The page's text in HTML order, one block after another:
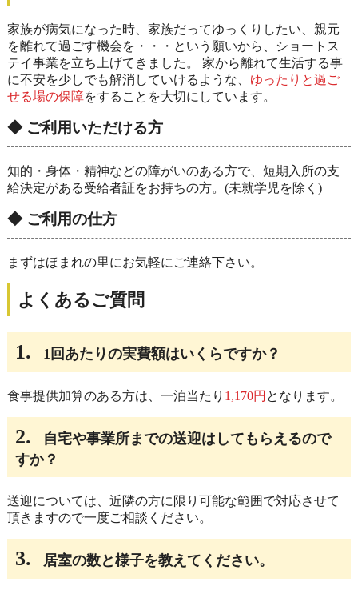
家族が病気になった時、家族だってゆっくりしたい、親元
を離れて過ごす機会を・・・という願いから、ショートス
テイ事業を立ち上げてきました。 家から離れて生活する事
に不安を少しでも解消していけるような、 ゆったりと過ご
せる場の保障をすることを大切にしています。
◆ ご利用いただける方
知的・身体・精神などの障がいのある方で、短期入所の支
給決定がある受給者証をお持ちの方。(未就学児を除く)
◆ ご利用の仕方
まずはほまれの里にお気軽にご連絡下さい。
よくあるご質問
1. 1回あたりの実費額はいくらですか？
食事提供加算のある方は、一泊当たり 1,170円 となります。
2.
自宅や事業所までの送迎はしてもらえるので
すか？
送迎については、近隣の方に限り可能な範囲で対応させて
頂きますので一度ご相談ください。
3. 居室の数と様子を教えてください。